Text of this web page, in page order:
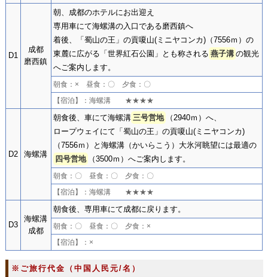
D1
成都
磨西鎮
朝、成都のホテルにお出迎え
専用車にて海螺溝の入口である磨西鎮へ
着後、「蜀山の王」の貢嗄山(ミニヤコンカ)（7556ｍ）の
東麓に広がる「世界紅石公園」とも称される 燕子溝 の観光
へご案内します。
朝食：× 昼食：〇 夕食：〇
【宿泊】：海螺溝 ★★★★
D2 海螺溝
朝食後、車にて海螺溝 三号営地
（2940ｍ）へ、
ロープウェイにて「蜀山の王」の貢嗄山(ミニヤコンカ)
（7556ｍ）と海螺溝（かいらこう）大氷河眺望には最適の
四号営地
（3500ｍ）へご案内します。
朝食：〇 昼食：〇 夕食：〇
【宿泊】：海螺溝 ★★★★
D3
海螺溝
成都
朝食後、専用車にて成都に戻ります。
朝食：〇 昼食：〇 夕食：×
【宿泊】：×
※ご旅行代金（中国人民元/名）